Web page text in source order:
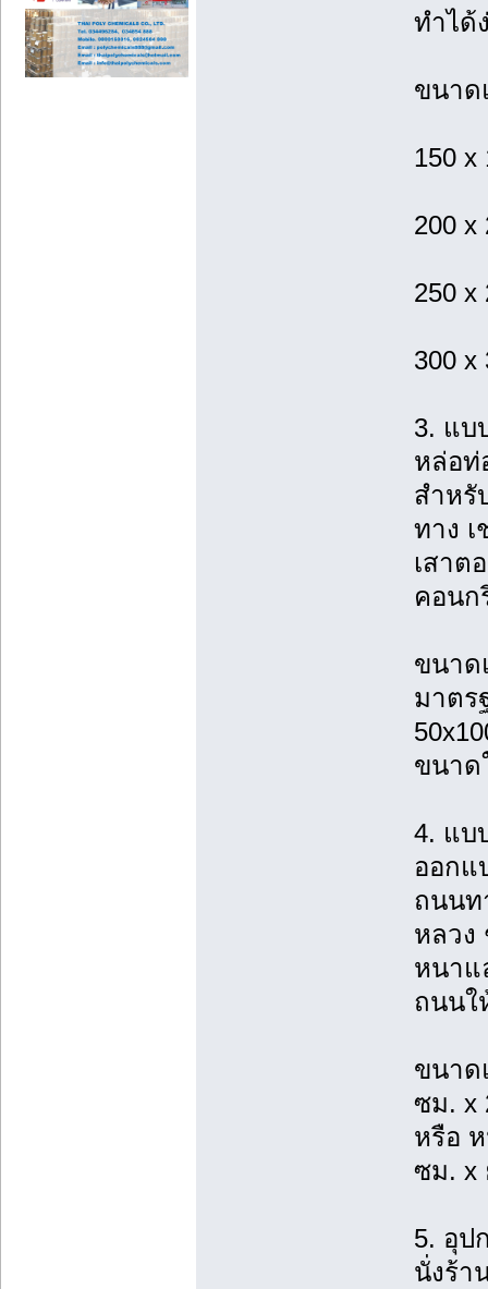
ทำได้
ขนาด
150 x
200 x
250 x
300 x
3. แบ
หล่อท่
สำหรั
ทาง
เสาต
คอนก
ขนาด
มาตร
ขนาด
4. แบ
ออกแ
ถนนท
หลวง
หนาแ
ถนนใ
ขนาด
ซม. x
หรือ
ซม. x
5. อุป
นั่งร้า